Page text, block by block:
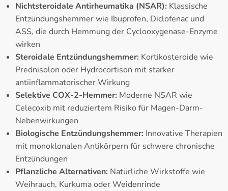
Nichtsteroidale Antirheumatika (NSAR): Klassische
Entzündungshemmer wie Ibuprofen, Diclofenac und
ASS, die durch Hemmung der Cyclooxygenase-Enzyme
wirken
Steroidale Entzündungshemmer: Kortikosteroide wie
Prednisolon oder Hydrocortison mit starker
antiinflammatorischer Wirkung
Selektive COX-2-Hemmer: Moderne NSAR wie
Celecoxib mit reduziertem Risiko für Magen-Darm-
Nebenwirkungen
Biologische Entzündungshemmer: Innovative Therapien
mit monoklonalen Antikörpern für schwere chronische
Entzündungen
Pflanzliche Alternativen: Natürliche Wirkstoffe wie
Weihrauch, Kurkuma oder Weidenrinde